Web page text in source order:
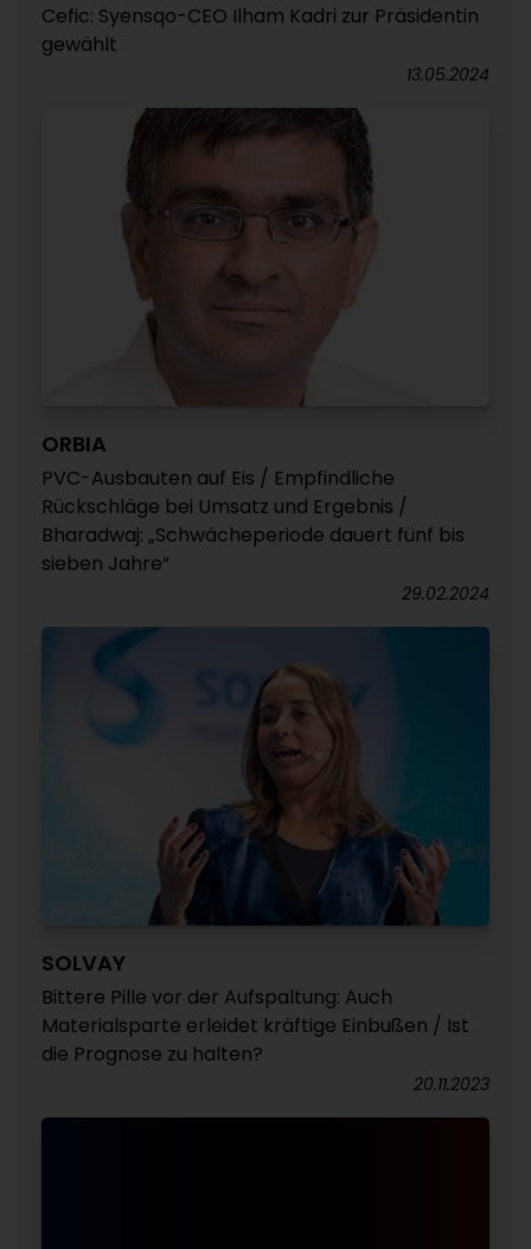
Cefic: Syensqo-CEO Ilham Kadri zur Präsidentin
gewählt
13.05.2024
ORBIA
PVC-Ausbauten auf Eis / Empfindliche
Rückschläge bei Umsatz und Ergebnis /
Bharadwaj: „Schwächeperiode dauert fünf bis
sieben Jahre“
29.02.2024
SOLVAY
Bittere Pille vor der Aufspaltung: Auch
Materialsparte erleidet kräftige Einbußen / Ist
die Prognose zu halten?
20.11.2023